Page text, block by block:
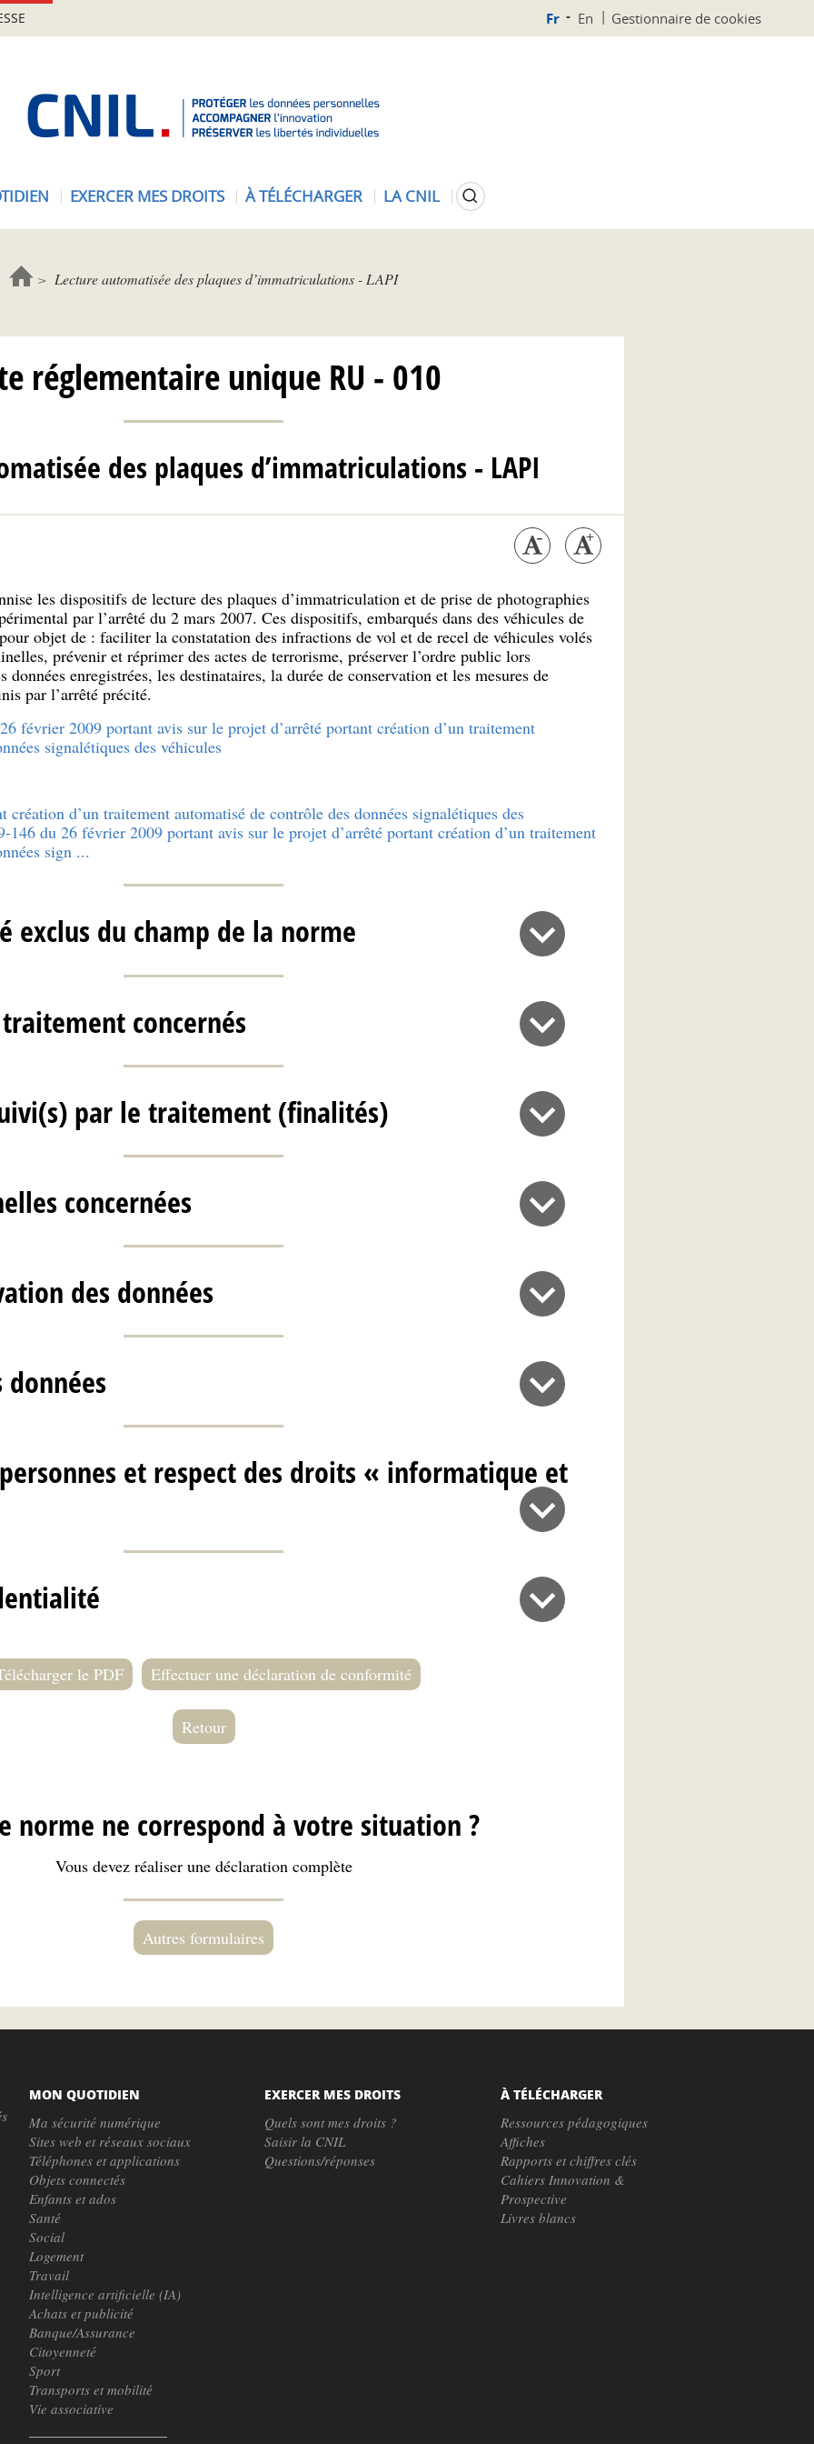
Fr En Gestionnaire de cookies
N
EXERCER MES DROITS À TÉLÉCHARGER LA CNIL Rechercher
Lecture automatisée des plaques d’immatriculations - LAPI
réglementaire unique RU - 010
des plaques d’immatriculations - LAPI
les dispositifs de lecture des plaques d’immatriculation et de prise de photographies
par l’arrêté du 2 mars 2007. Ces dispositifs, embarqués dans des véhicules de
objet de : faciliter la constatation des infractions de vol et de recel de véhicules volés
prévenir et réprimer des actes de terrorisme, préserver l’ordre public lors
données enregistrées, les destinataires, la durée de conservation et les mesures de
par l’arrêté précité.
février 2009 portant avis sur le projet d’arrêté portant création d’un traitement
signalétiques des véhicules
d’un traitement automatisé de contrôle des données signalétiques des
146 du 26 février 2009 portant avis sur le projet d’arrêté portant création d’un traitement
sign ...
exclus du champ de la norme
concernés
par le traitement (finalités)
concernées
des données
et respect des droits « informatique et
le PDF Effectuer une déclaration de conformité
Retour
norme ne correspond à votre situation ?
Vous devez réaliser une déclaration complète
Autres formulaires
MON QUOTIDIEN
Ma sécurité numérique
Sites web et réseaux sociaux
Téléphones et applications
Objets connectés
Enfants et ados
Santé
Social
Logement
Travail
Intelligence artificielle (IA)
Achats et publicité
Banque/Assurance
Citoyenneté
Sport
Transports et mobilité
Vie associative
EXERCER MES DROITS
Quels sont mes droits ?
Saisir la CNIL
Questions/réponses
À TÉLÉCHARGER
Ressources pédagogiques
Affiches
Rapports et chiffres clés
Cahiers Innovation &
Prospective
Livres blancs